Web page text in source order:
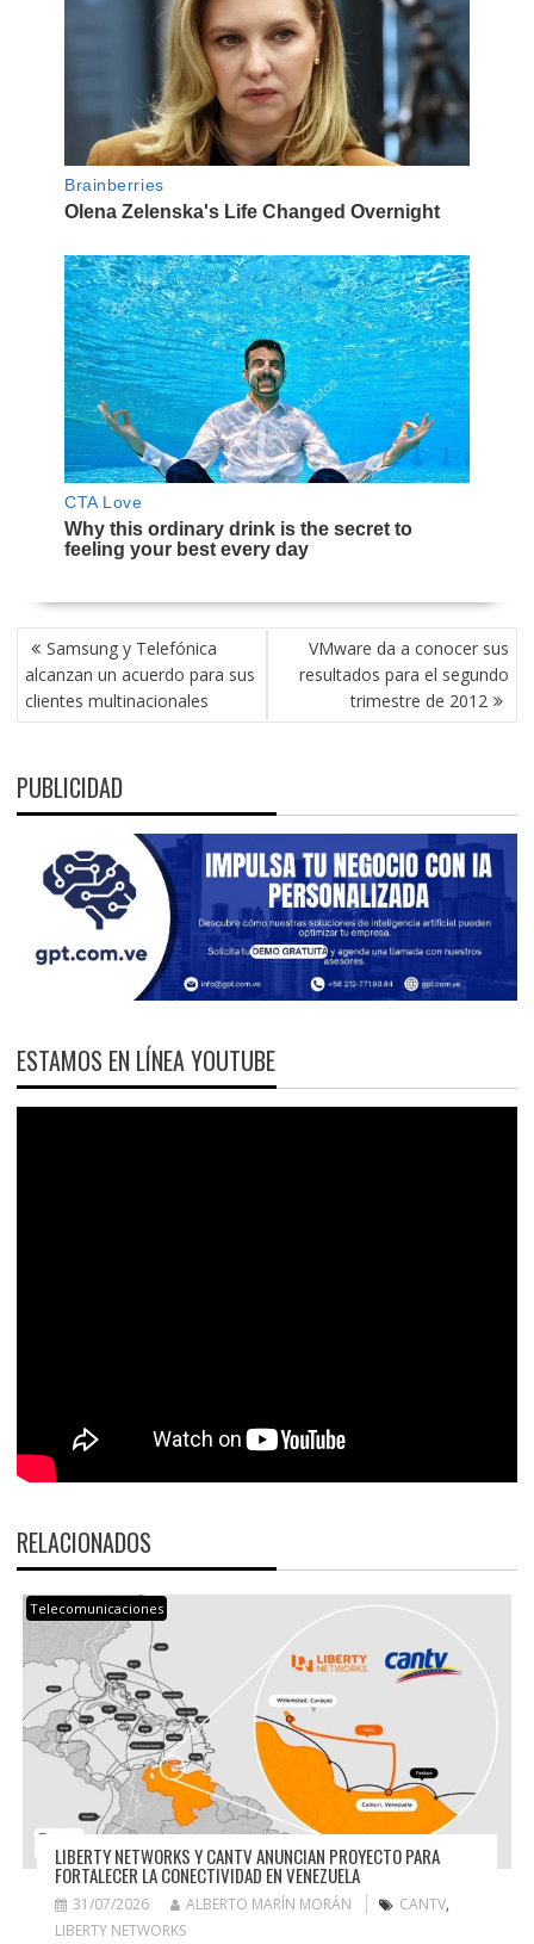
NAVEGACIÓN
DE
ENTRADAS
Samsung y Telefónica
alcanzan un acuerdo para sus
clientes multinacionales
VMware da a conocer sus
resultados para el segundo
trimestre de 2012
PUBLICIDAD
ESTAMOS EN LÍNEA YOUTUBE
RELACIONADOS
Telecomunicaciones
LIBERTY NETWORKS Y CANTV ANUNCIAN PROYECTO PARA
FORTALECER LA CONECTIVIDAD EN VENEZUELA
31/07/2026 ALBERTO MARÍN MORÁN CANTV,
LIBERTY NETWORKS